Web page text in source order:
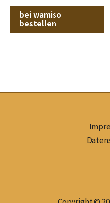
bei wamiso
bestellen